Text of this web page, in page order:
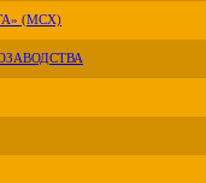
(МСХ)